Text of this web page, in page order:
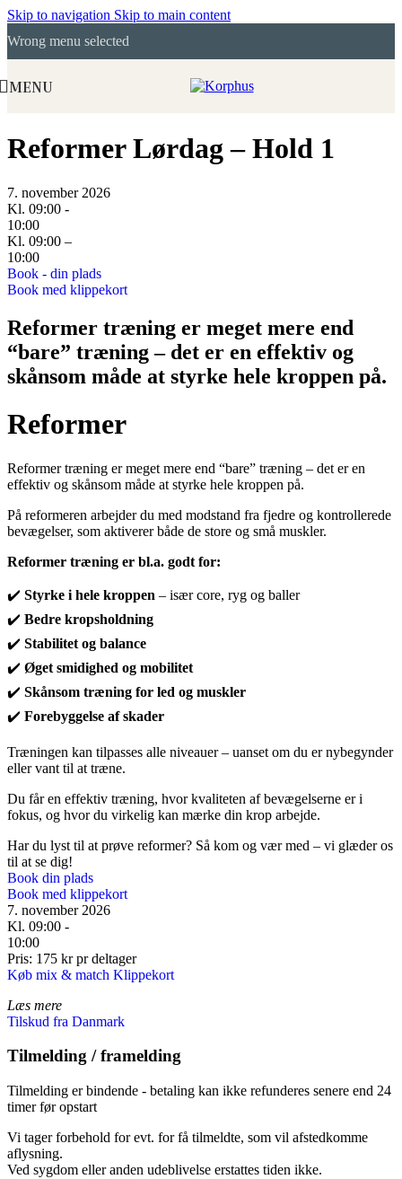
Skip to navigation Skip to main content
Wrong menu selected
MENU
Reformer Lørdag – Hold 1
7. november 2026
Kl. 09:00 -
10:00
Kl. 09:00 –
10:00
Book - din plads
Book med klippekort
Reformer træning er meget mere end
“bare” træning – det er en effektiv og
skånsom måde at styrke hele kroppen på.
Reformer
Reformer træning er meget mere end “bare” træning – det er en
effektiv og skånsom måde at styrke hele kroppen på.
På reformeren arbejder du med modstand fra fjedre og kontrollerede
bevægelser, som aktiverer både de store og små muskler.
Reformer træning er bl.a. godt for:
✔️ Styrke i hele kroppen – især core, ryg og baller
✔️ Bedre kropsholdning
✔️ Stabilitet og balance
✔️ Øget smidighed og mobilitet
✔️ Skånsom træning for led og muskler
✔️ Forebyggelse af skader
Træningen kan tilpasses alle niveauer – uanset om du er nybegynder
eller vant til at træne.
Du får en effektiv træning, hvor kvaliteten af bevægelserne er i
fokus, og hvor du virkelig kan mærke din krop arbejde.
Har du lyst til at prøve reformer? Så kom og vær med – vi glæder os
til at se dig!
Book din plads
Book med klippekort
7. november 2026
Kl. 09:00 -
10:00
Pris: 175 kr pr deltager
Køb mix & match Klippekort
Læs mere
Tilskud fra Danmark
Tilmelding / framelding
Tilmelding er bindende - betaling kan ikke refunderes senere end 24
timer før opstart
Vi tager forbehold for evt. for få tilmeldte, som vil afstedkomme
aflysning.
Ved sygdom eller anden udeblivelse erstattes tiden ikke.